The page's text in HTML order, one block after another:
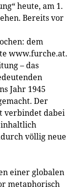
heute, am 1.
Bereits vor
dem
www.furche.at.
– das
Jahr 1945
Der
verbindet dabei
völlig neue
einer globalen
metaphorisch